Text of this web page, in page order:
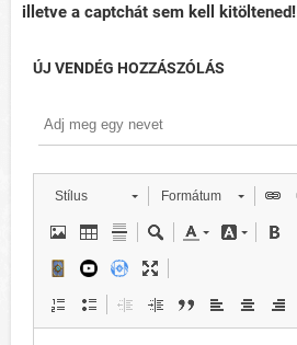
illetve a captchát sem kell kitöltened!
ÚJ VENDÉG HOZZÁSZÓLÁS
Stílus Formátum